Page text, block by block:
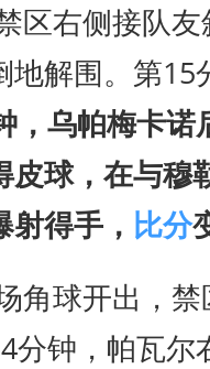
区右侧接队
地解围。第15
，乌帕梅卡诺
皮球，在与穆
得手， 比分
角球开出，
分钟，帕瓦